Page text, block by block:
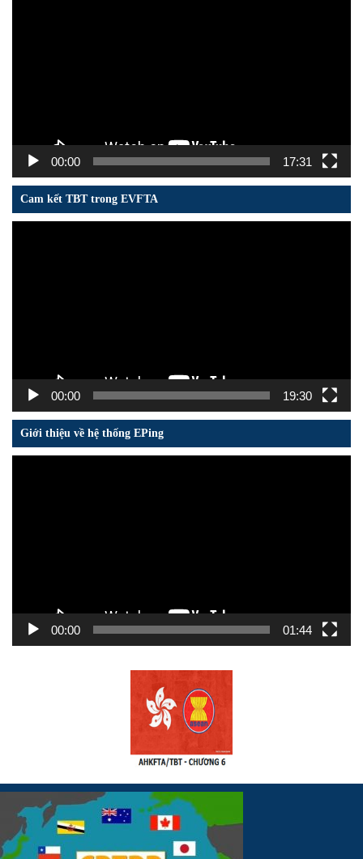
00:00 17:31
Cam kết TBT trong EVFTA
00:00 19:30
Giới thiệu về hệ thống EPing
00:00 01:44